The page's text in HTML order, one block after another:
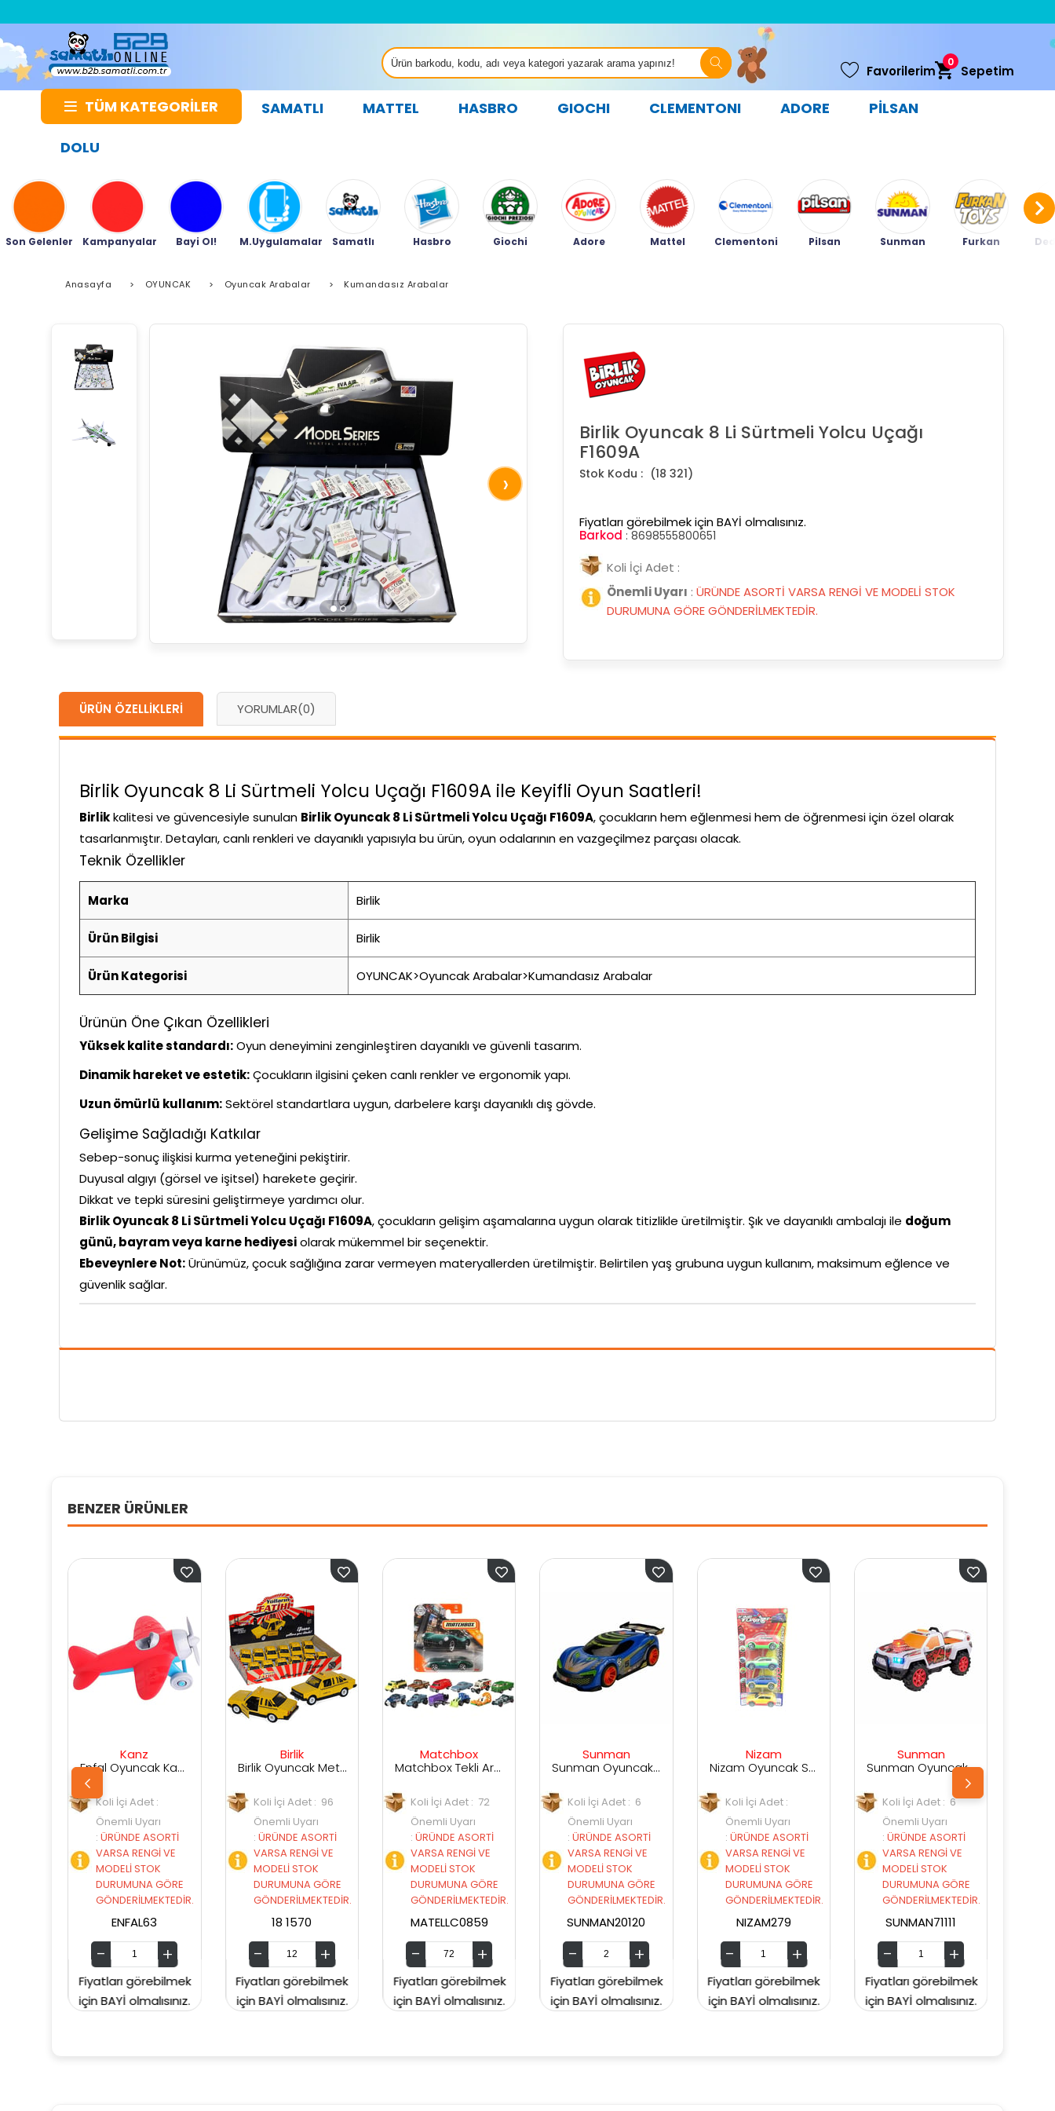
Sepetim
0
TÜM KATEGORİLER SAMATLI MATTEL HASBRO GIOCHI CLEMENTONI ADORE
PİLSAN
DOLU
Favorilerim
Son Gelenler Kampanyalar Bayi Ol! M.Uygulamalar Samatlı Hasbro Giochi Adore Mattel Clementoni Pilsan Sunman Furkan
Anasayfa > OYUNCAK > Oyuncak Arabalar > Kumandasız Arabalar
›
Birlik Oyuncak 8 Li Sürtmeli Yolcu Uçağı
F1609A
(18 321)
Fiyatları görebilmek için BAYİ olmalısınız.
Barkod : 8698555800651
Koli İçi Adet :
Önemli Uyarı : ÜRÜNDE ASORTİ VARSA RENGİ VE MODELİ STOK
DURUMUNA GÖRE GÖNDERİLMEKTEDİR.
ÜRÜN ÖZELLIKLERI YORUMLAR(0)
Birlik Oyuncak 8 Li Sürtmeli Yolcu Uçağı F1609A ile Keyifli Oyun Saatleri!
Birlikkalitesi ve güvencesiyle sunulan Birlik Oyuncak 8 Li Sürtmeli Yolcu Uçağı F1609A, çocukların hem eğlenmesi hem de öğrenmesi için özel olarak
tasarlanmıştır. Detayları, canlı renkleri ve dayanıklı yapısıyla bu ürün, oyun odalarının en vazgeçilmez parçası olacak.
Teknik Özellikler
Marka Birlik
Ürün Bilgisi Birlik
Ürün Kategorisi OYUNCAK>Oyuncak Arabalar>Kumandasız Arabalar
Ürünün Öne Çıkan Özellikleri
Yüksek kalite standardı:Oyun deneyimini zenginleştiren dayanıklı ve güvenli tasarım.
Dinamik hareket ve estetik:Çocukların ilgisini çeken canlı renkler ve ergonomik yapı.
Uzun ömürlü kullanım:Sektörel standartlara uygun, darbelere karşı dayanıklı dış gövde.
Gelişime Sağladığı Katkılar
Sebep-sonuç ilişkisi kurma yeteneğini pekiştirir.
Duyusal algıyı (görsel ve işitsel) harekete geçirir.
Dikkat ve tepki süresini geliştirmeye yardımcı olur.
Birlik Oyuncak 8 Li Sürtmeli Yolcu Uçağı F1609A, çocukların gelişim aşamalarına uygun olarak titizlikle üretilmiştir. Şık ve dayanıklı ambalajı ile doğum
günü, bayram veya karne hediyesiolarak mükemmel bir seçenektir.
Ebeveynlere Not:Ürünümüz, çocuk sağlığına zarar vermeyen materyallerden üretilmiştir. Belirtilen yaş grubuna uygun kullanım, maksimum eğlence ve
güvenlik sağlar.
BENZER ÜRÜNLER
olmalısınız.
Koli İçi Adet : 96
Önemli Uyarı
:ÜRÜNDE ASORTİ
VARSA RENGİ VE
MODELİ STOK
DURUMUNA GÖRE
GÖNDERİLMEKTEDİR.
18 1570
Fiyatları görebilmek
için BAYİ olmalısınız.
Matchbox
Koli İçi Adet : 72
Önemli Uyarı
:ÜRÜNDE ASORTİ
VARSA RENGİ VE
MODELİ STOK
DURUMUNA GÖRE
GÖNDERİLMEKTEDİR.
MATELLC0859
Fiyatları görebilmek
için BAYİ olmalısınız.
Sunman
Koli İçi Adet : 6
Önemli Uyarı
:ÜRÜNDE ASORTİ
VARSA RENGİ VE
MODELİ STOK
DURUMUNA GÖRE
GÖNDERİLMEKTEDİR.
SUNMAN20120
Fiyatları görebilmek
için BAYİ olmalısınız.
Nizam
Koli İçi Adet :
Önemli Uyarı
:ÜRÜNDE ASORTİ
VARSA RENGİ VE
MODELİ STOK
DURUMUNA GÖRE
GÖNDERİLMEKTEDİR.
NIZAM279
Fiyatları görebilmek
için BAYİ olmalısınız.
Sunman
Koli İçi Adet : 6
Önemli Uyarı
:ÜRÜNDE ASORTİ
VARSA RENGİ VE
MODELİ STOK
DURUMUNA GÖRE
GÖNDERİLMEKTEDİR.
SUNMAN71111
Fiyatları görebilmek
için BAYİ olmalısınız.
Koli İçi Adet :
Önemli Uyarı
:ÜRÜNDE ASORTİ
VARSA RENGİ VE
MODELİ STOK
DURUMUNA GÖRE
GÖNDERİLMEKTEDİR.
ENFAL6
Fiyatları görebilmek
için BAYİ olmalısınız.